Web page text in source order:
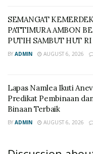
SEMANGAT
PATTIMURA AMBON
PUTIH SAMBUT HUT RI
BY ADMIN AUGUST 6, 2026
Lapas Namlea Ikuti
Predikat Pembinaan
Binaan Terbaik
BY ADMIN AUGUST 6, 2026